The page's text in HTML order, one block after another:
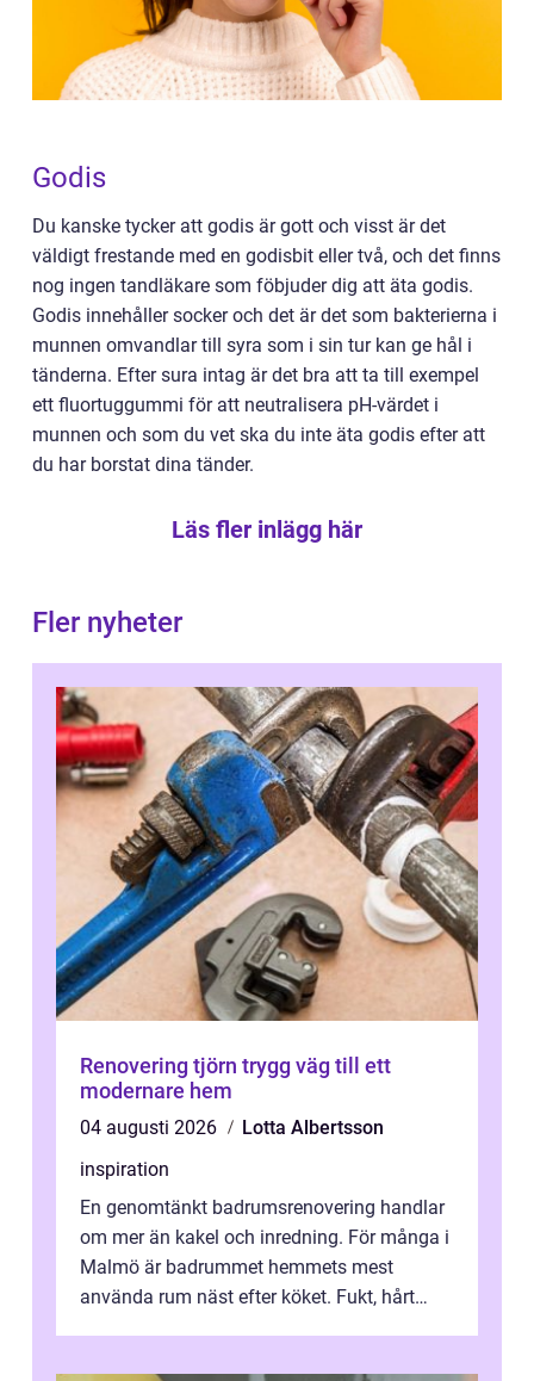
Godis
Du kanske tycker att godis är gott och visst är det
väldigt frestande med en godisbit eller två, och det finns
nog ingen tandläkare som föbjuder dig att äta godis.
Godis innehåller socker och det är det som bakterierna i
munnen omvandlar till syra som i sin tur kan ge hål i
tänderna. Efter sura intag är det bra att ta till exempel
ett fluortuggummi för att neutralisera pH-värdet i
munnen och som du vet ska du inte äta godis efter att
du har borstat dina tänder.
Läs fler inlägg här
Fler nyheter
Renovering tjörn trygg väg till ett
modernare hem
04 augusti 2026
Lotta Albertsson
inspiration
En genomtänkt badrumsrenovering handlar
om mer än kakel och inredning. För många i
Malmö är badrummet hemmets mest
använda rum näst efter köket. Fukt, hårt